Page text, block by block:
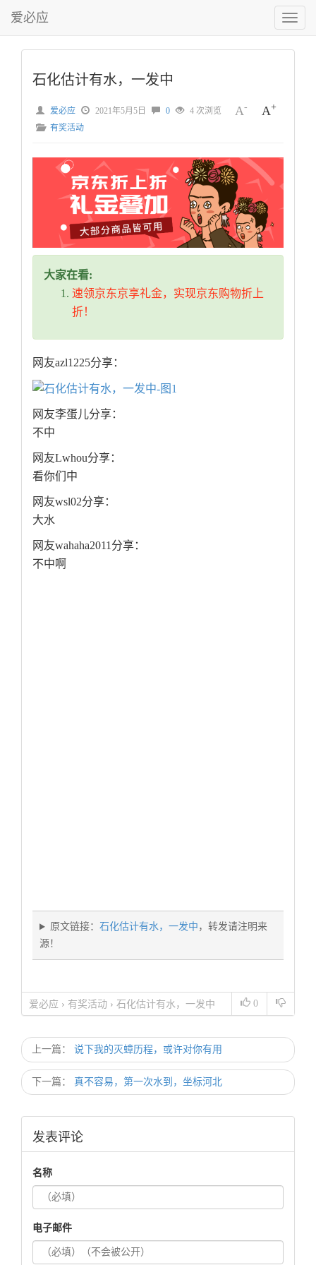
切
换
菜
爱必应
石化估计有水，一发中
A- A+
爱必应 2021年5月5日 0
4 次浏览
有奖活动
大家在看:
速领京东京享礼金，实现京东购物折上
折！
网友azl1225分享：
网友李蛋儿分享：
不中
网友Lwhou分享：
看你们中
网友wsl02分享：
大水
网友wahaha2011分享：
不中啊
原文链接： 石化估计有水，一发中 ，转发请注明来
源！
0
爱必应 › 有奖活动 › 石化估计有水，一发中
上一篇： 说下我的灭蟑历程，或许对你有用
下一篇： 真不容易，第一次水到，坐标河北
发表评论
名称
电子邮件